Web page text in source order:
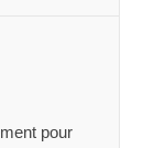
pour